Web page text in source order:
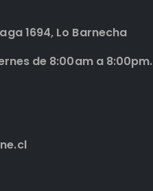
1694, Lo Barnecha
de 8:00am a 8:00pm.